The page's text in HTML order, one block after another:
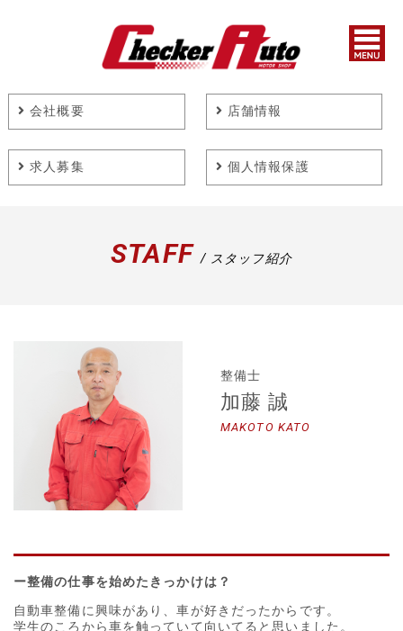
会社概要 店舗情報
求人募集 個人情報保護
STAFF / スタッフ紹介
整備士
加藤 誠
MAKOTO KATO
ー整備の仕事を始めたきっかけは？
自動車整備に興味があり、車が好きだったからです。
学生のころから車を触っていて向いてると思いました。